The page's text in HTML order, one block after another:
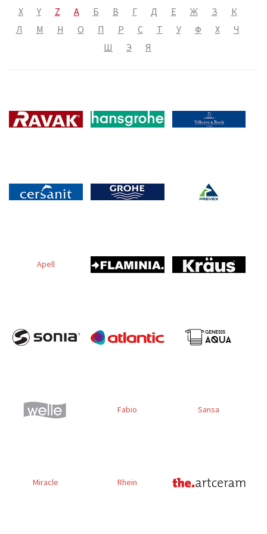
X Y Z А Б В Г Д Е Ж З
К
Л
М Н О П Р С Т У Ф Х
Ч
Ш
Э Я
Apell
Fabio Sansa
Miracle Rhein